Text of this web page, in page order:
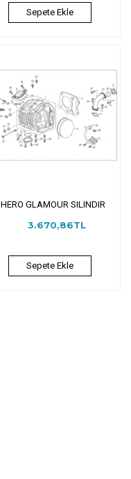
Sepete Ekle
HERO GLAMOUR SILINDIR
3.670,86TL
Sepete Ekle